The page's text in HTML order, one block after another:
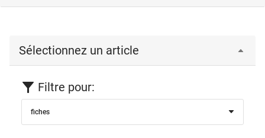
Sélectionnez un article
Filtre pour:
fiches